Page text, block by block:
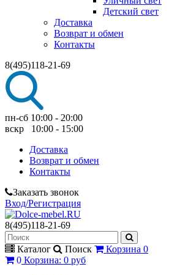
Детский свет
Доставка
Возврат и обмен
Контакты
8(495)118-21-69
пн-сб 10:00 - 20:00
вскр 10:00 - 15:00
Доставка
Возврат и обмен
Контакты
Заказать звонок
Вход/Регистрация
8(495)118-21-69
Каталог Поиск Корзина 0
0 Корзина: 0 руб